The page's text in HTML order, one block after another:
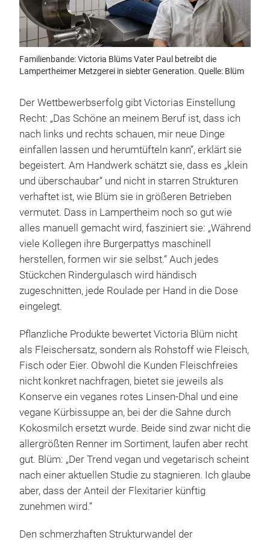
Familienbande: Victoria Blüms Vater Paul betreibt die
Lampertheimer Metzgerei in siebter Generation. Quelle: Blüm
Der Wettbewerbserfolg gibt Victorias Einstellung
Recht: „Das Schöne an meinem Beruf ist, dass ich
nach links und rechts schauen, mir neue Dinge
einfallen lassen und herumtüfteln kann“, erklärt sie
begeistert. Am Handwerk schätzt sie, dass es „klein
und überschaubar“ und nicht in starren Strukturen
verhaftet ist, wie Blüm sie in größeren Betrieben
vermutet. Dass in Lampertheim noch so gut wie
alles manuell gemacht wird, fasziniert sie: „Während
viele Kollegen ihre Burgerpattys maschinell
herstellen, formen wir sie selbst.“ Auch jedes
Stückchen Rindergulasch wird händisch
zugeschnitten, jede Roulade per Hand in die Dose
eingelegt.
Pflanzliche Produkte bewertet Victoria Blüm nicht
als Fleischersatz, sondern als Rohstoff wie Fleisch,
Fisch oder Eier. Obwohl die Kunden Fleischfreies
nicht konkret nachfragen, bietet sie jeweils als
Konserve ein veganes rotes Linsen-Dhal und eine
vegane Kürbissuppe an, bei der die Sahne durch
Kokosmilch ersetzt wurde. Beide sind zwar nicht die
allergrößten Renner im Sortiment, laufen aber recht
gut. Blüm: „Der Trend vegan und vegetarisch scheint
nach einer aktuellen Studie zu stagnieren. Ich glaube
aber, dass der Anteil der Flexitarier künftig
zunehmen wird.“
Den schmerzhaften Strukturwandel der